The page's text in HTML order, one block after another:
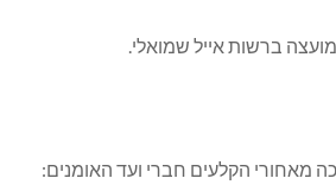
ברשות אייל שמואלי.
מאחורי הקלעים חברי ועד האומנים: